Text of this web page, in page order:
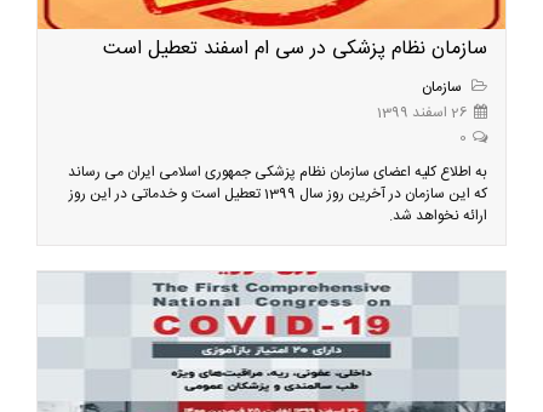
سازمان نظام پزشکی در سی ام اسفند تعطیل است
سازمان
26 اسفند 1399
0
به اطلاع کلیه اعضای سازمان نظام پزشکی جمهوری اسلامی ایران می رساند
که این سازمان در آخرین روز سال 1399 تعطیل است و خدماتی در این روز
ارائه نخواهد شد.